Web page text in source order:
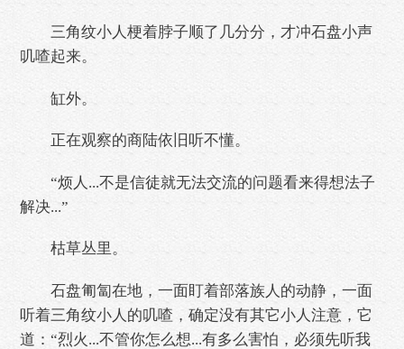
三角纹小人梗着脖子顺了几分分，才冲石盘小声
叽喳起来。
缸外。
正在观察的商陆依旧听不懂。
“烦人...不是信徒就无法交流的问题看来得想法子
解决...”
枯草丛里。
石盘匍匐在地，一面盯着部落族人的动静，一面
听着三角纹小人的叽喳，确定没有其它小人注意，它
道：“烈火...不管你怎么想...有多么害怕，必须先听我